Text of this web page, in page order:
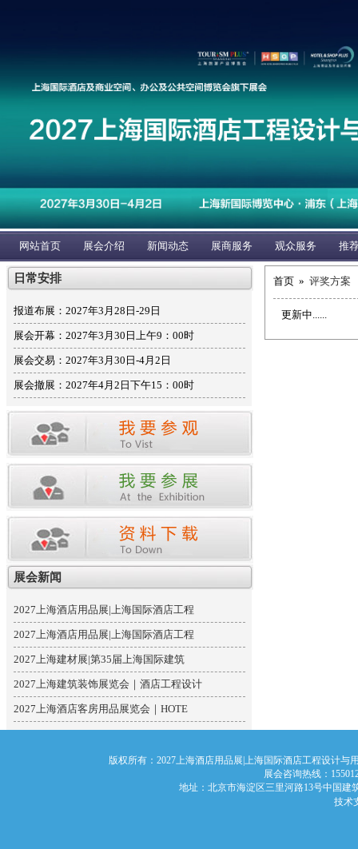
网站首页 展会介绍 新闻动态 展商服务 观众服务 推
日常安排
报道布展：2027年3月28日-29日
展会开幕：2027年3月30日上午9：00时
展会交易：2027年3月30日-4月2日
展会撤展：2027年4月2日下午15：00时
展会新闻
2027上海酒店用品展|上海国际酒店工程
2027上海酒店用品展|上海国际酒店工程
2027上海建材展|第35届上海国际建筑
2027上海建筑装饰展览会｜酒店工程设计
2027上海酒店客房用品展览会｜HOTE
首页 » 评奖方案
更新中......
版权所有：2027上海酒店用品展|上海国际酒店工程设计
展会咨询热线：
地址：北京市海淀区三里河路13号中国建
技术